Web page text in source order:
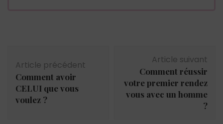
d'article
Article précédent
Comment avoir
CELUI que vous
voulez ?
Article suivant
Comment réussir
votre premier rendez
vous avec un homme
?